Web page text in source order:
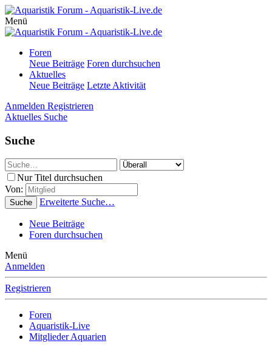
Menü
Foren
Neue Beiträge Foren durchsuchen
Aktuelles
Neue Beiträge Letzte Aktivität
Anmelden Registrieren
Aktuelles Suche
Suche
Nur Titel durchsuchen
Von:
Suche Erweiterte Suche…
Neue Beiträge
Foren durchsuchen
Menü
Anmelden
Registrieren
Foren
Aquaristik-Live
Mitglieder Aquarien